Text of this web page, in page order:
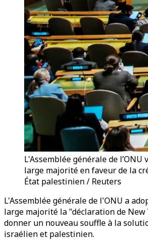
L'Assemblée générale de l’ONU
large majorité en faveur de la
État palestinien / Reuters
L'Assemblée générale de l'ONU a
large majorité la "déclaration de New
donner un nouveau souffle à la
israélien et palestinien.